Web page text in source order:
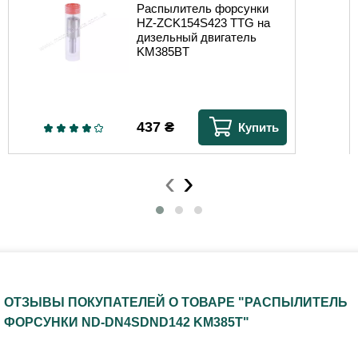
Распылитель форсунки
HZ-ZCK154S423 TTG на
дизельный двигатель
KM385BT
437 ₴ Купить
‹ ›
ОТЗЫВЫ ПОКУПАТЕЛЕЙ О ТОВАРЕ "РАСПЫЛИТЕЛЬ
ФОРСУНКИ ND-DN4SDND142 KM385T"